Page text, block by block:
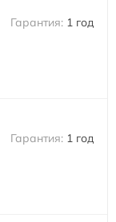
1 год
1 год